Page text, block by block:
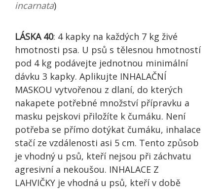
incarnata)
LÁSKA 40: 4 kapky na každých 7 kg živé
hmotnosti psa. U psů s tělesnou hmotností
pod 4 kg podávejte jednotnou minimální
dávku 3 kapky. Aplikujte INHALAČNÍ
MASKOU vytvořenou z dlaní, do kterých
nakapete potřebné množství přípravku a
masku pejskovi přiložíte k čumáku. Není
potřeba se přímo dotýkat čumáku, inhalace
stačí ze vzdálenosti asi 5 cm. Tento způsob
je vhodný u psů, kteří nejsou při záchvatu
agresivní a nekoušou. INHALACE Z
LAHVIČKY je vhodná u psů, kteří v době